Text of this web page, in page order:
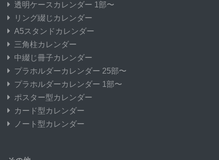
透明ケースカレンダー 1部〜
リング綴じカレンダー
A5スタンドカレンダー
三角柱カレンダー
中綴じ冊子カレンダー
プラホルダーカレンダー 25部〜
プラホルダーカレンダー 1部〜
ポスター型カレンダー
カード型カレンダー
ノート型カレンダー